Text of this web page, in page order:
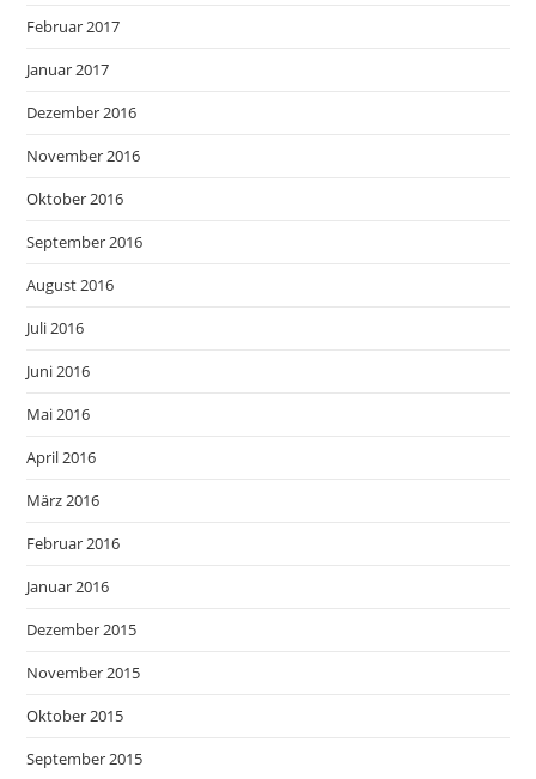
Februar 2017
Januar 2017
Dezember 2016
November 2016
Oktober 2016
September 2016
August 2016
Juli 2016
Juni 2016
Mai 2016
April 2016
März 2016
Februar 2016
Januar 2016
Dezember 2015
November 2015
Oktober 2015
September 2015